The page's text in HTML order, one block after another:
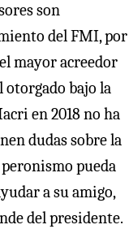
son
del FMI, por
mayor acreedor
otorgado bajo la
en 2018 no ha
dudas sobre la
pueda
a su amigo,
del presidente.